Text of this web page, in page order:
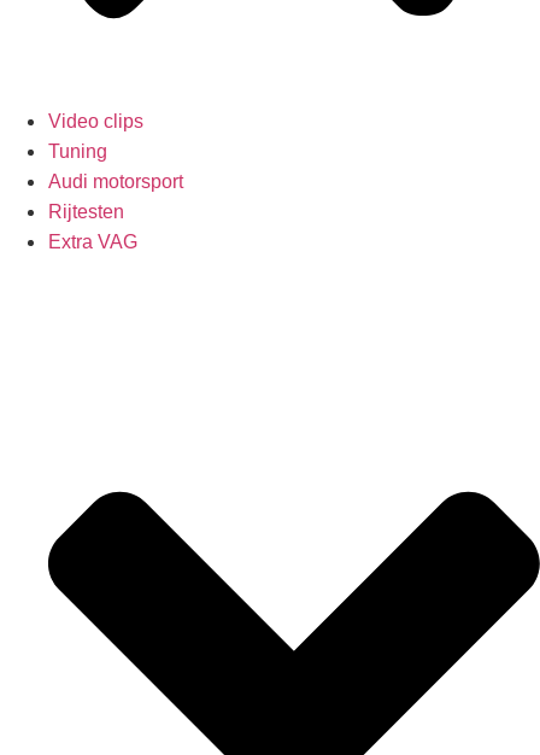
Video clips
Tuning
Audi motorsport
Rijtesten
Extra VAG